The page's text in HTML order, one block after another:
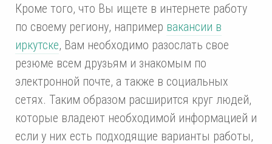
Кроме того, что Вы ищете в интернете работу
по своему региону, например вакансии в
иркутске, Вам необходимо разослать свое
резюме всем друзьям и знакомым по
электронной почте, а также в социальных
сетях. Таким образом расширится круг людей,
которые владеют необходимой информацией и
если у них есть подходящие варианты работы,